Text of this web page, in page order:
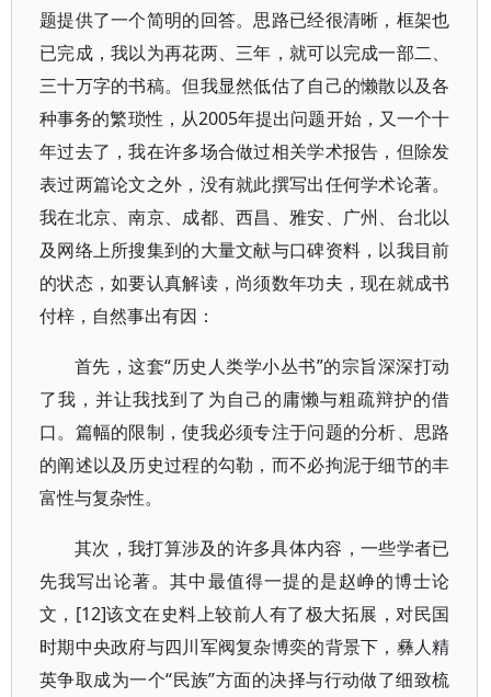
题提供了一个简明的回答。思路已经很清晰，框架也
已完成，我以为再花两、三年，就可以完成一部二、
三十万字的书稿。但我显然低估了自己的懒散以及各
种事务的繁琐性，从2005年提出问题开始，又一个十
年过去了，我在许多场合做过相关学术报告，但除发
表过两篇论文之外，没有就此撰写出任何学术论著。
我在北京、南京、成都、西昌、雅安、广州、台北以
及网络上所搜集到的大量文献与口碑资料，以我目前
的状态，如要认真解读，尚须数年功夫，现在就成书
付梓，自然事出有因：
首先，这套“历史人类学小丛书”的宗旨深深打动
了我，并让我找到了为自己的庸懒与粗疏辩护的借
口。篇幅的限制，使我必须专注于问题的分析、思路
的阐述以及历史过程的勾勒，而不必拘泥于细节的丰
富性与复杂性。
其次，我打算涉及的许多具体内容，一些学者已
先我写出论著。其中最值得一提的是赵峥的博士论
文，[12]该文在史料上较前人有了极大拓展，对民国
时期中央政府与四川军阀复杂博奕的背景下，彝人精
英争取成为一个“民族”方面的决择与行动做了细致梳